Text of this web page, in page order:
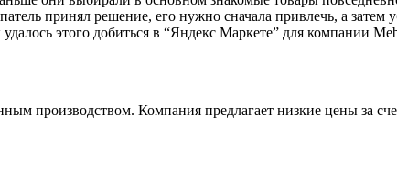
принял решение, его нужно сначала привлечь, а затем
этого добиться в “Яндекс Маркете” для компании
производством. Компания предлагает низкие цены за